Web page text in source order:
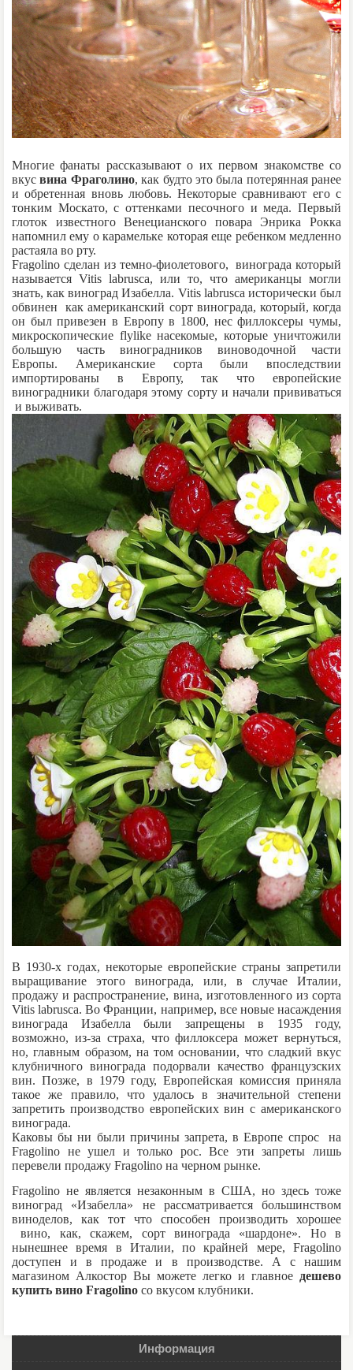
Многие фанаты рассказывают о их первом знакомстве со
вкусвина Фраголино, как будто это была потерянная ранее
и обретенная вновь любовь. Некоторые сравнивают его с
тонким Москато, с оттенками песочного и меда. Первый
глоток известного Венецианского повара Энрика Рокка
напомнил ему о карамельке которая еще ребенком медленно
растаяла во рту.
Fragolino сделан из темно-фиолетового, винограда который
называется Vitis labrusca, или то, что американцы могли
знать, как виноград Изабелла. Vitis labrusca исторически был
обвинен как американский сорт винограда, который, когда
он был привезен в Европу в 1800, нес филлоксеры чумы,
микроскопические flylike насекомые, которые уничтожили
большую часть виноградников виноводочной части
Европы. Американские сорта были впоследствии
импортированы в Европу, так что европейские
виноградники благодаря этому сорту и начали прививаться
и выживать.
В 1930-х годах, некоторые европейские страны запретили
выращивание этого винограда, или, в случае Италии,
продажу и распространение, вина, изготовленного из сорта
Vitis labrusca. Во Франции, например, все новые насаждения
винограда Изабелла были запрещены в 1935 году,
возможно, из-за страха, что филлоксера может вернуться,
но, главным образом, на том основании, что сладкий вкус
клубничного винограда подорвали качество французских
вин. Позже, в 1979 году, Европейская комиссия приняла
такое же правило, что удалось в значительной степени
запретить производство европейских вин с американского
винограда.
Каковы бы ни были причины запрета, в Европе спрос на
Fragolino не ушел и только рос. Все эти запреты лишь
перевели продажу Fragolino на черном рынке.
Fragolino не является незаконным в США, но здесь тоже
виноград «Изабелла» не рассматривается большинством
виноделов, как тот что способен производить хорошее
вино, как, скажем, сорт винограда «шардоне». Но в
нынешнее время в Италии, по крайней мере, Fragolino
доступен и в продаже и в производстве. А с нашим
магазином Алкостор Вы можете легко и главное дешево
купить вино Fragolino со вкусом клубники.
Информация